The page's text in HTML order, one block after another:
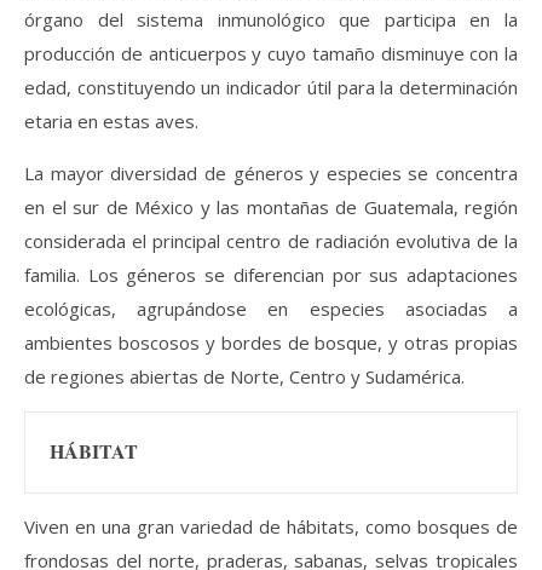
órgano del sistema inmunológico que participa en la
producción de anticuerpos y cuyo tamaño disminuye con la
edad, constituyendo un indicador útil para la determinación
etaria en estas aves.
La mayor diversidad de géneros y especies se concentra
en el sur de México y las montañas de Guatemala, región
considerada el principal centro de radiación evolutiva de la
familia. Los géneros se diferencian por sus adaptaciones
ecológicas, agrupándose en especies asociadas a
ambientes boscosos y bordes de bosque, y otras propias
de regiones abiertas de Norte, Centro y Sudamérica.
HÁBITAT
Viven en una gran variedad de hábitats, como bosques de
frondosas del norte, praderas, sabanas, selvas tropicales